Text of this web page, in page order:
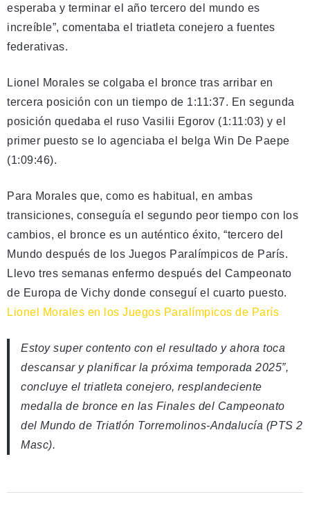
esperaba y terminar el año tercero del mundo es
increíble”, comentaba el triatleta conejero a fuentes
federativas.
Lionel Morales se colgaba el bronce tras arribar en
tercera posición con un tiempo de 1:11:37. En segunda
posición quedaba el ruso Vasilii Egorov (1:11:03) y el
primer puesto se lo agenciaba el belga Win De Paepe
(1:09:46).
Para Morales que, como es habitual, en ambas
transiciones, conseguía el segundo peor tiempo con los
cambios, el bronce es un auténtico éxito, “tercero del
Mundo después de los Juegos Paralímpicos de París.
Llevo tres semanas enfermo después del Campeonato
de Europa de Vichy donde conseguí el cuarto puesto.
Lionel Morales en los Juegos Paralímpicos de París
Estoy super contento con el resultado y ahora toca
descansar y planificar la próxima temporada 2025”,
concluye el triatleta conejero, resplandeciente
medalla de bronce en las Finales del Campeonato
del Mundo de Triatlón Torremolinos-Andalucía (PTS 2
Masc).